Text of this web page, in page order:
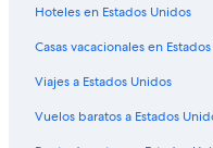
Hoteles de golf en Mar
Hoteles con spa en Mar
Hoteles de lujo en Mar
Hoteles de negocios en
Hoteles en Estados Unidos
Casas vacacionales en
Viajes a Estados Unidos
Vuelos baratos a Estados